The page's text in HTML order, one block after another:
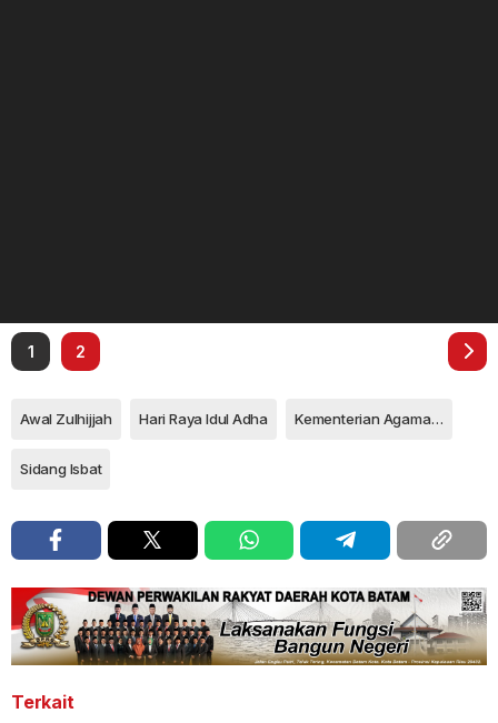
1 2
Awal Zulhijjah Hari Raya Idul Adha Kementerian Agama Republik Indonesia
Sidang Isbat
Terkait